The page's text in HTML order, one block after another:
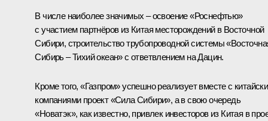
В числе наиболее значимых – освоение «Роснефтью»
с участием партнёров из Китая месторождений в Восточной
Сибири, строительство трубопроводной системы
Сибирь – Тихий океан» с ответвлением на Дацин.
Кроме того, «Газпром» успешно реализует вместе с
компаниями проект «Сила Сибири», а в свою очередь
«Новатэк», как известно, привлек инвесторов из Китая в